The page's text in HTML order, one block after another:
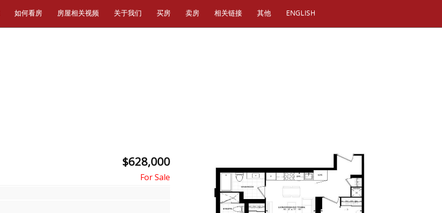
如何看房 房屋相关视频 关于我们 买房 卖房 相关链接 其他 ENGLISH
$628,000